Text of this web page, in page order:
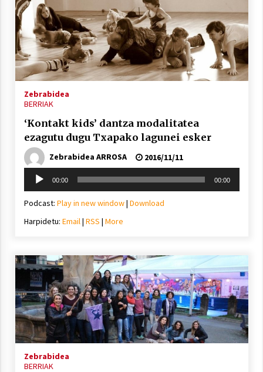
Zebrabidea
BERRIAK
‘Kontakt kids’ dantza modalitatea
ezagutu dugu Txapako lagunei esker
Zebrabidea ARROSA
2016/11/11
Soinu
erreproduzigailua
00:00 00:00
Podcast: Play in new window| Download
Harpidetu: Email| RSS | More
Zebrabidea
BERRIAK